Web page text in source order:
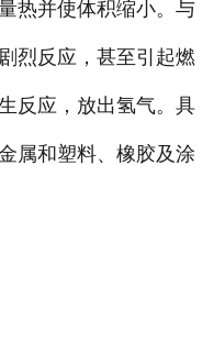
联系我们
热并使体积缩小。与
烈反应，甚至引起燃
反应，放出氢气。具
属和塑料、橡胶及涂